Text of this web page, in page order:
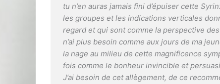
tu n’en auras jamais fini d’épuiser cette
les groupes et les indications verticales
regard et qui sont comme la perspective
n’ai plus besoin comme aux jours de ma
la nage au milieu de cette magnificence
fois comme le bonheur invincible et
J’ai besoin de cet allègement, de ce